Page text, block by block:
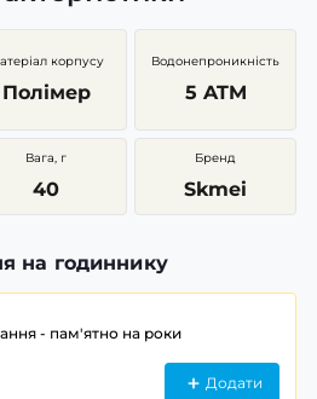
корпусу
Полімер
Водонепроникність
5 ATM
Вага, г
40
Бренд
Skmei
на годиннику
- пам'ятно на роки
Додати